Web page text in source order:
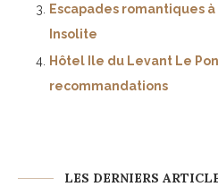
Escapades romantiques
Insolite
Hôtel Ile du Levant Le
recommandations
LES DERNIERS